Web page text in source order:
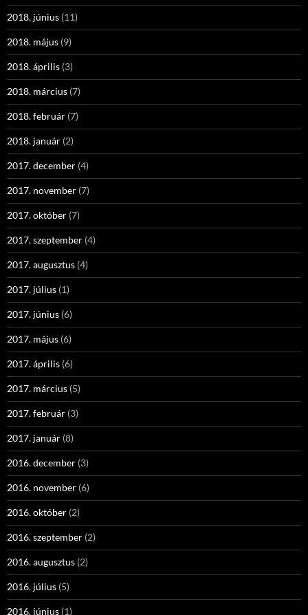
2018. június (11)
2018. május (9)
2018. április (3)
2018. március (7)
2018. február (7)
2018. január (2)
2017. december (4)
2017. november (7)
2017. október (7)
2017. szeptember (4)
2017. augusztus (4)
2017. július (1)
2017. június (6)
2017. május (6)
2017. április (6)
2017. március (5)
2017. február (3)
2017. január (8)
2016. december (3)
2016. november (6)
2016. október (2)
2016. szeptember (2)
2016. augusztus (2)
2016. július (5)
2016. június (1)